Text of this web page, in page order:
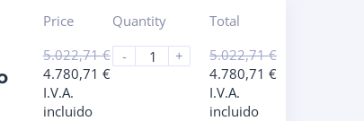
Price
5.022,71€
4.780,71 €
I.V.A.
incluido
Quantity
-
+
Total
5.022,71€
4.780,71€
I.V.A.
incluido